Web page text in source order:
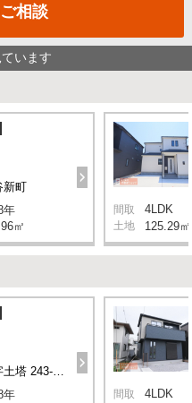
相談
います
新町
年
㎡
間取 4LDK
土地 125.29㎡
栃木県小山市大字土塔 243-146
年 間取 4LDK